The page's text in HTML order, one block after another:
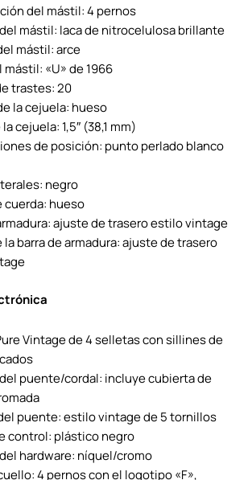
del mástil: 4 pernos
mástil: laca de nitrocelulosa brillante
mástil: arce
mástil: «U» de 1966
trastes: 20
la cejuela: hueso
cejuela: 1,5″ (38,1 mm)
de posición: punto perlado blanco
negro
cuerda: hueso
ajuste de trasero estilo vintage
la barra de armadura: ajuste de trasero
Vintage de 4 selletas con sillines de
puente/cordal: incluye cubierta de
puente: estilo vintage de 5 tornillos
control: plástico negro
hardware: níquel/cromo
4 pernos con el logotipo «F»,